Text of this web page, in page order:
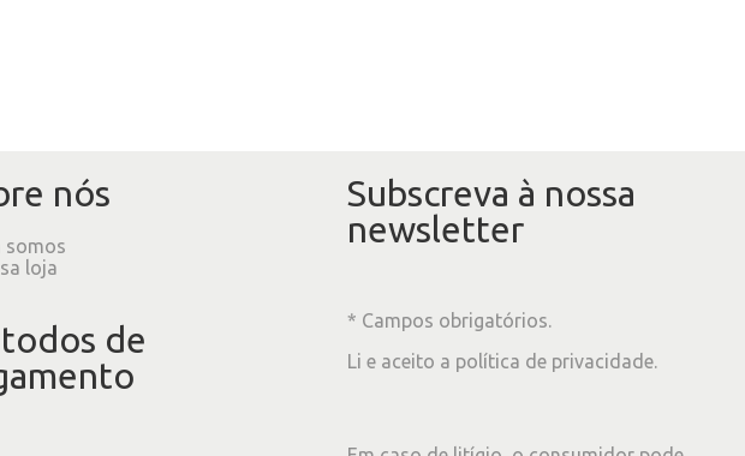
nós
somos
loja
de
Subscreva à nossa
newsletter
* Campos obrigatórios.
Li e aceito a política de privacidade.